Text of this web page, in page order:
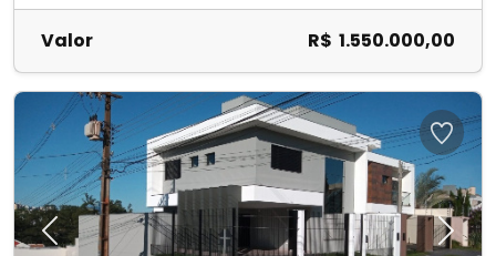
Valor R$ 1.550.000,00
Previous Next